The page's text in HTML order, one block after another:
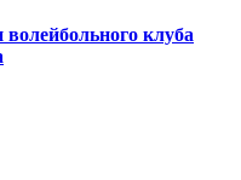
клуба